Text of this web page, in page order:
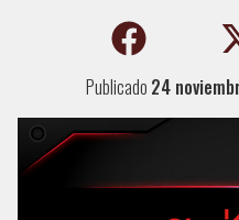
Publicado 24